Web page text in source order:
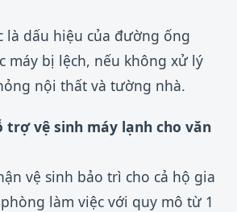
là dấu hiệu của đường ống
máy bị lệch, nếu không xử lý
nội thất và tường nhà.
trợ vệ sinh máy lạnh cho văn
vệ sinh bảo trì cho cả hộ gia
làm việc với quy mô từ 1